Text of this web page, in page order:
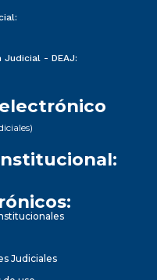
Judicial - DEAJ:
Judiciales